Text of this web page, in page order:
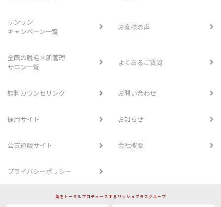
リンリン
キャンペーン一覧
お客様の声
全国の脱毛×肌管理
サロン一覧
よくあるご質問
無料カウンセリング お問い合わせ
採用サイト お知らせ
公式通販サイト 会社概要
プライバシーポリシー
美をトータルプロデュースするリッシュプラスグループ